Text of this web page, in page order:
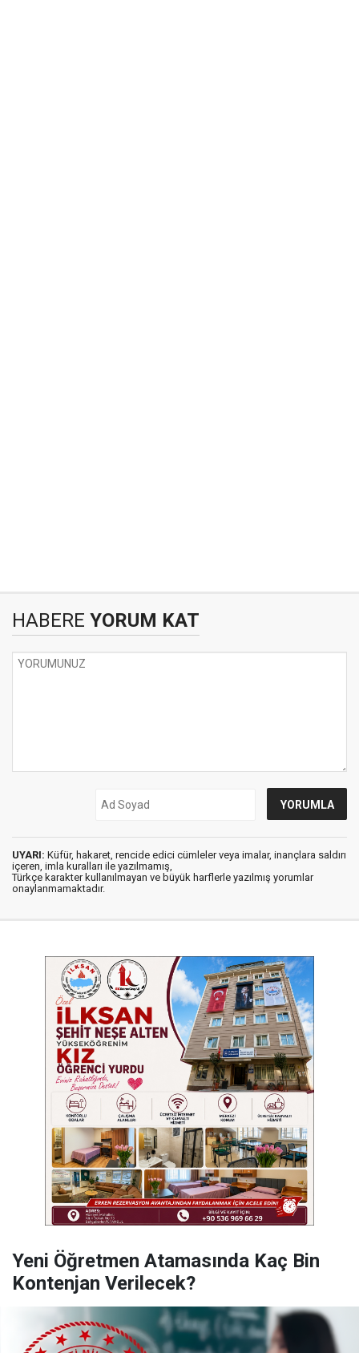
HABERE YORUM KAT
UYARI: Küfür, hakaret, rencide edici cümleler veya imalar, inançlara saldırı
içeren, imla kuralları ile yazılmamış,
Türkçe karakter kullanılmayan ve büyük harflerle yazılmış yorumlar
onaylanmamaktadır.
Yeni Öğretmen Atamasında Kaç Bin
Kontenjan Verilecek?